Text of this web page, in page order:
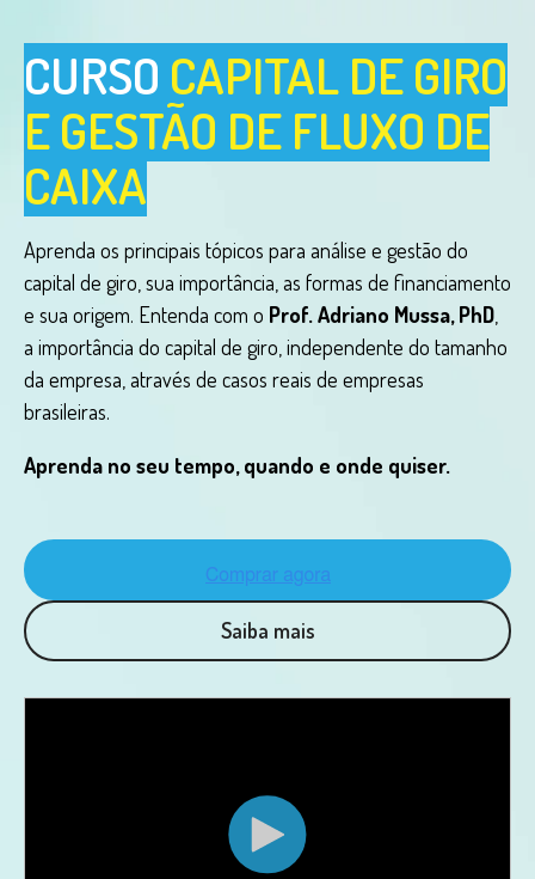
CURSO CAPITAL DE GIRO
E GESTÃO DE FLUXO DE
CAIXA
Aprenda os principais tópicos para análise e gestão do
capital de giro, sua importância, as formas de financiamento
e sua origem. Entenda com o Prof. Adriano Mussa, PhD
a importância do capital de giro, independente do tamanho
da empresa, através de casos reais de empresas
brasileiras.
Aprenda no seu tempo, quando e onde quiser.
Saiba mais